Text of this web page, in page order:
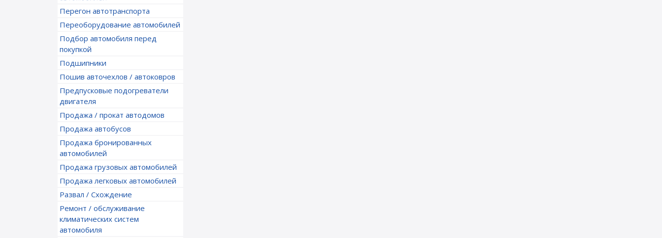
Перегон автотранспорта
Переоборудование автомобилей
Подбор автомобиля перед
покупкой
Подшипники
Пошив авточехлов / автоковров
Предпусковые подогреватели
двигателя
Продажа / прокат автодомов
Продажа автобусов
Продажа бронированных
автомобилей
Продажа грузовых автомобилей
Продажа легковых автомобилей
Развал / Схождение
Ремонт / обслуживание
климатических систем
автомобиля